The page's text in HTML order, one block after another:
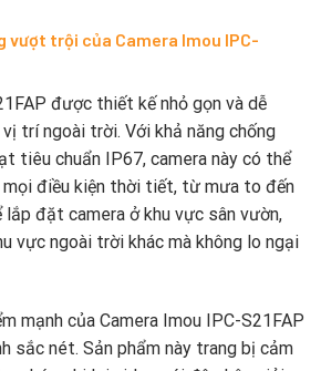
vượt trội của Camera Imou IPC-
được thiết kế nhỏ gọn và dễ
trí ngoài trời. Với khả năng chống
tiêu chuẩn IP67, camera này có thể
điều kiện thời tiết, từ mưa to đến
lắp đặt camera ở khu vực sân vườn,
vực ngoài trời khác mà không lo ngại
mạnh của Camera Imou IPC-S21FAP
sắc nét. Sản phẩm này trang bị cảm